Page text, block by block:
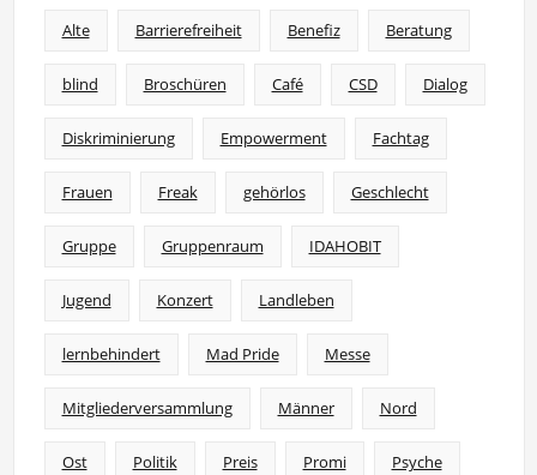
Alte Barrierefreiheit Benefiz Beratung
blind Broschüren Café CSD Dialog
Diskriminierung Empowerment Fachtag
Frauen Freak gehörlos Geschlecht
Gruppe Gruppenraum IDAHOBIT
Jugend Konzert Landleben
lernbehindert Mad Pride Messe
Mitgliederversammlung Männer Nord
Ost Politik Preis Promi Psyche